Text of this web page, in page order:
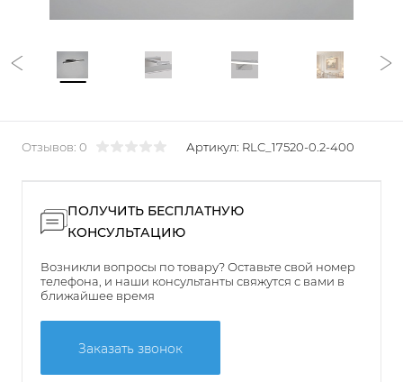
Отзывов: 0 Артикул: RLC_17520-0.2-400
ПОЛУЧИТЬ БЕСПЛАТНУЮ
КОНСУЛЬТАЦИЮ
Возникли вопросы по товару? Оставьте свой номер
телефона, и наши консультанты свяжутся с вами в
ближайшее время
Заказать звонок